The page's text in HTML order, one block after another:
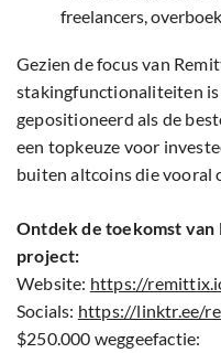
freelancers,
Gezien de focus van
stakingfunctionaliteiten
gepositioneerd als de
een topkeuze voor
buiten altcoins die vooral
Ontdek de toekomst van
project:
Website: https://
Socials: https://linktr.ee/
$250.000 weggeefactie: